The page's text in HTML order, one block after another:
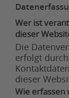
Wer ist
dieser
Die
erfolgt
dieser
Wie erfassen